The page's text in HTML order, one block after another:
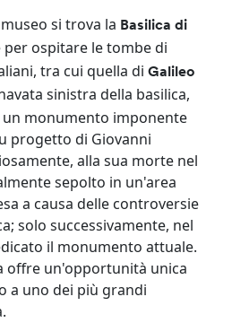
si trova la Basilica di
per ospitare le tombe di
tra cui quella diGalileo
sinistra della basilica,
un monumento imponente
progetto di Giovanni
alla sua morte nel
sepolto in un'area
a causa delle controversie
solo successivamente, nel
il monumento attuale.
offre un'opportunità unica
a uno dei più grandi